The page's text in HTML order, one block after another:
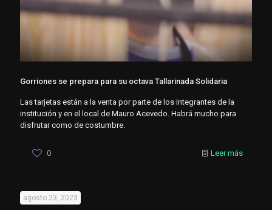
Gorriones se prepara para su octava Tallarinada Solidaria
Las tarjetas están a la venta por parte de los integrantes de la
institución y en el local de Mauro Acevedo. Habrá mucho para
disfrutar como de costumbre.
0 Leer más
agosto 23, 2023